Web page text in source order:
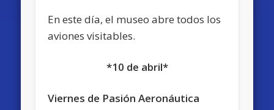
En este día, el museo abre todos los
aviones visitables.
*10 de abril*
Viernes de Pasión Aeronáutica